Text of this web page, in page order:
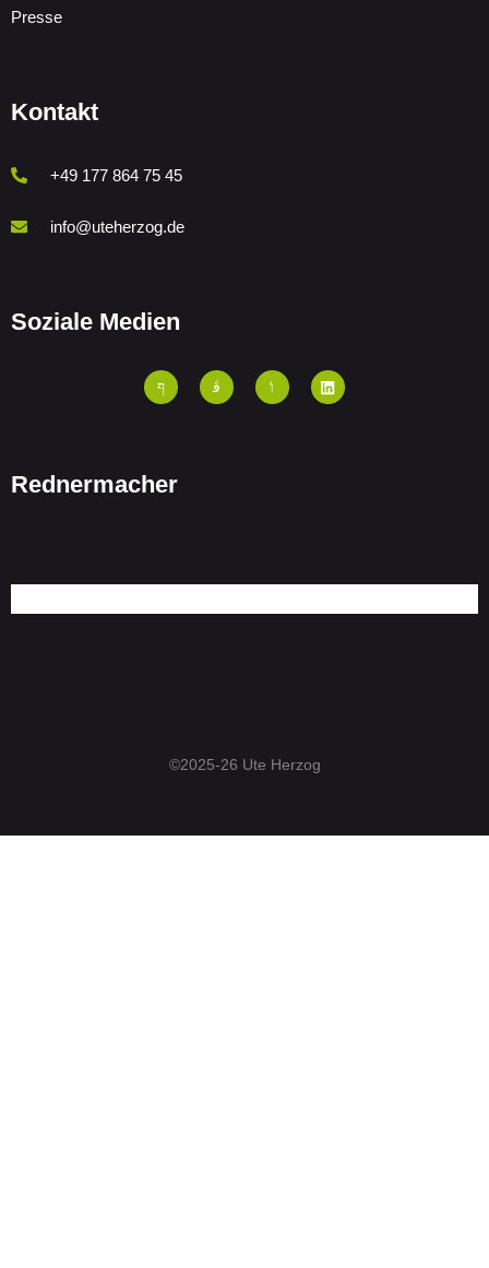
Presse
Kontakt
+49 177 864 75 45
info@uteherzog.de
Soziale Medien
Rednermacher
©2025-26 Ute Herzog